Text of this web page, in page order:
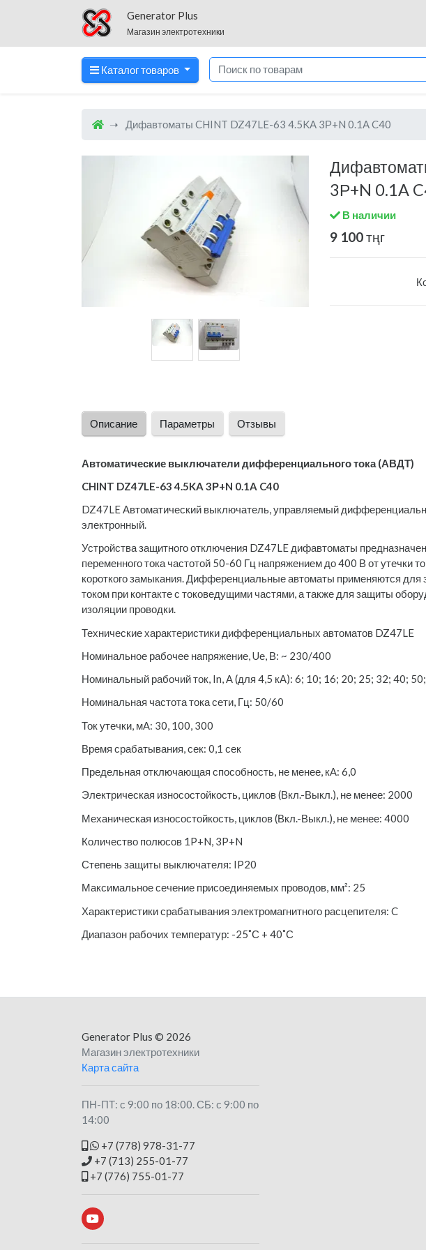
Generator Plus
Магазин электротехники
Каталог товаров
Дифавтоматы CHINT DZ47LE-63 4.5KA 3Р+N 0.1A C40
3Р+N 0.1A
В наличии
9 100тңг
Описание Параметры Отзывы
Автоматические выключатели дифференциального тока (АВДТ)
CHINT DZ47LE-63 4.5KA 3Р+N 0.1A C40
DZ47LE Автоматический выключатель, управляемый
электронный.
Устройства защитного отключения DZ47LE дифавтоматы
переменного тока частотой 50-60 Гц напряжением до 400 В от утечки
короткого замыкания. Дифференциальные автоматы применяются
током при контакте с токоведущими частями, а также для защиты
изоляции проводки.
Технические характеристики дифференциальных автоматов DZ47LE
Номинальное рабочее напряжение, Uе, В: ~ 230/400
Номинальный рабочий ток, In, А (для 4,5 кА): 6; 10; 16; 20; 25; 32; 40;
Номинальная частота тока сети, Гц: 50/60
Ток утечки, мА: 30, 100, 300
Время срабатывания, сек: 0,1 сек
Предельная отключающая способность, не менее, кА: 6,0
Электрическая износостойкость, циклов (Вкл.-Выкл.), не менее: 2000
Механическая износостойкость, циклов (Вкл.-Выкл.), не менее: 4000
Количество полюсов 1P+N, 3P+N
Степень защиты выключателя: IP20
Максимальное сечение присоединяемых проводов, мм²: 25
Характеристики срабатывания электромагнитного расцепителя: C
Диапазон рабочих температур: -25˚С + 40˚С
Generator Plus © 2026
Магазин электротехники
Карта сайта
ПН-ПТ: с 9:00 по 18:00. СБ: с 9:00 по
14:00
+7 (778) 978-31-77
+7 (713) 255-01-77
+7 (776) 755-01-77